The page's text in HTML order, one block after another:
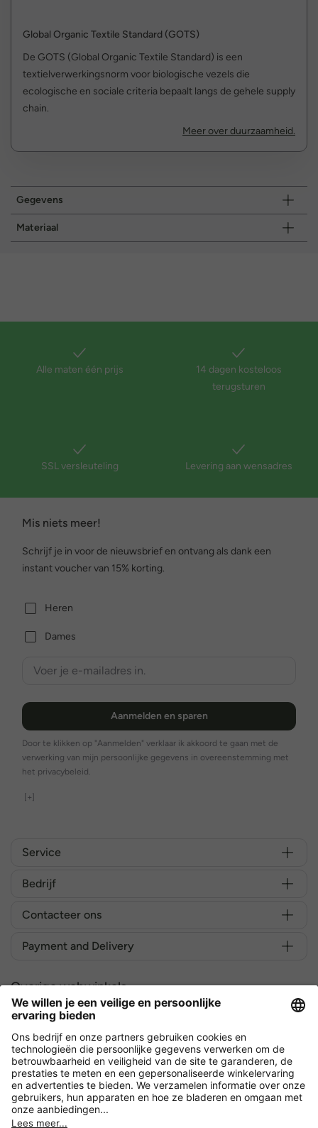
Global Organic Textile Standard (GOTS)
De GOTS (Global Organic Textile Standard) is een
textielverwerkingsnorm voor biologische vezels die
ecologische en sociale criteria bepaalt langs de gehele supply
chain.
Meer over duurzaamheid.
Gegevens
Materiaal
Alle maten één prijs
14 dagen kosteloos
terugsturen
SSL versleuteling Levering aan wensadres
Mis niets meer!
Schrijf je in voor de nieuwsbrief en ontvang als dank een
instant voucher van 15% korting.
Heren
Dames
Aanmelden en sparen
Door te klikken op "Aanmelden" verklaar ik akkoord te gaan met de
verwerking van mijn persoonlijke gegevens in overeenstemming met
het privacybeleid.
[+]
Service
Bedrijf
Contacteer ons
Payment and Delivery
Overige webwinkels
België
Versleuteling met